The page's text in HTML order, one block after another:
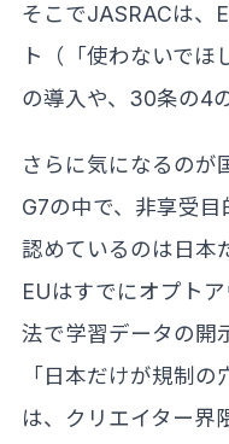
そこでJASRACは、
ト（「使わないでほ
の導入や、30条の4
さらに気になるのが
G7の中で、非享受
認めているのは日本
EUはすでにオプト
法で学習データの開
「日本だけが規制
は、クリエイター界